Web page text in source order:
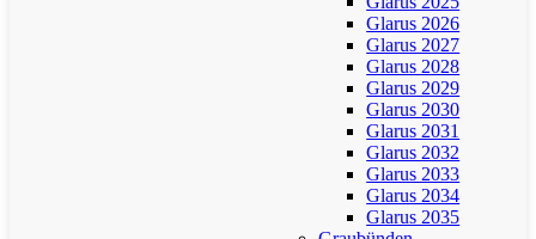
Glarus 2026
Glarus 2027
Glarus 2028
Glarus 2029
Glarus 2030
Glarus 2031
Glarus 2032
Glarus 2033
Glarus 2034
Glarus 2035